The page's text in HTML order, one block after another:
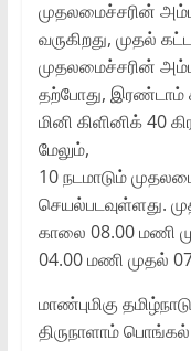
முதலமைச்சரின்
வருகிறது, முதல்
முதலமைச்சரின்
தற்போது, இரண்டாம்
மினி கிளினிக் 40
மேலும்,
10 நடமாடும்
செயல்படவுள்ளது.
காலை 08.00 மணி
04.00 மணி முதல்
மாண்புமிகு
திருநாளாம்